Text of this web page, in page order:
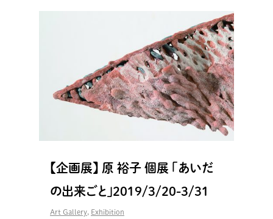
【企画展】 原 裕子 個展 「あいだ
の出来ごと」2019/3/20-3/31
Art Gallery Exhibition